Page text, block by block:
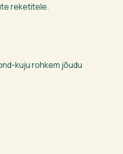
reketitele.
kuju rohkem jõudu